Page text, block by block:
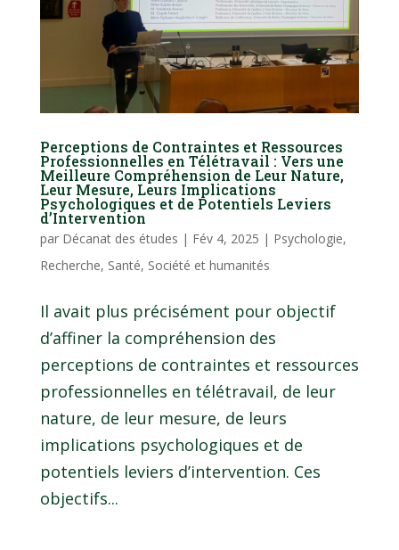
Perceptions de Contraintes et Ressources
Professionnelles en Télétravail : Vers une
Meilleure Compréhension de Leur Nature,
Leur Mesure, Leurs Implications
Psychologiques et de Potentiels Leviers
d’Intervention
par Décanat des études | Fév 4, 2025 | Psychologie,
Recherche, Santé, Société et humanités
Il avait plus précisément pour objectif
d’affiner la compréhension des
perceptions de contraintes et ressources
professionnelles en télétravail, de leur
nature, de leur mesure, de leurs
implications psychologiques et de
potentiels leviers d’intervention. Ces
objectifs...